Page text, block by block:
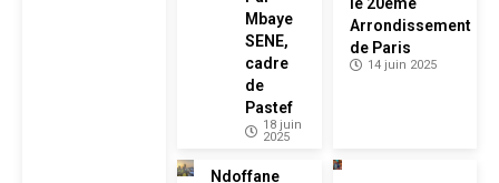
Mbaye
SENE,
cadre
de
Pastef
18 juin
2025
Arrondissement
de Paris
14 juin 2025
Ndoffane